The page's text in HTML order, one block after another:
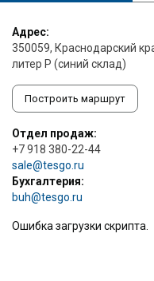
Адрес:
350059, Краснодарский
литер Р (синий склад)
Построить маршрут
Отдел продаж:
+7 918 380-22-44
sale@tesgo.ru
Бухгалтерия:
buh@tesgo.ru
Ошибка загрузки скрипта.